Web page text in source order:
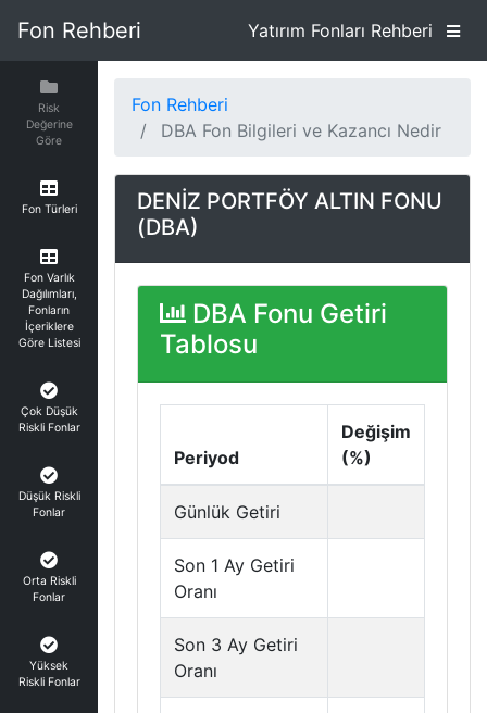
Fon Rehberi Yatırım Fonları Rehberi
Risk
Değerine
Göre
Fon Türleri
Fon Varlık
Dağılımları,
Fonların
İçeriklere
Göre Listesi
Çok Düşük
Riskli Fonlar
Düşük Riskli
Fonlar
Orta Riskli
Fonlar
Yüksek
Riskli Fonlar
Fon Rehberi
DBA Fon Bilgileri ve Kazancı Nedir
DENİZ PORTFÖY ALTIN FONU
(DBA)
DBA Fonu Getiri
Tablosu
Periyod
Değişim
(%)
Günlük Getiri
Son 1 Ay Getiri
Oranı
Son 3 Ay Getiri
Oranı